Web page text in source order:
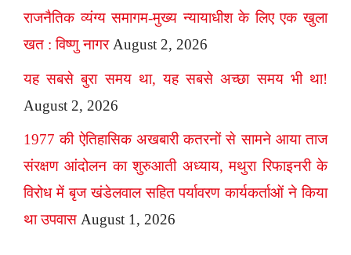
राजनैतिक व्यंग्य समागम-मुख्य न्यायाधीश के लिए एक खुला
खत : विष्णु नागर August 2, 2026
यह सबसे बुरा समय था, यह सबसे अच्छा समय भी था!
August 2, 2026
1977 की ऐतिहासिक अखबारी कतरनों से सामने आया ताज
संरक्षण आंदोलन का शुरुआती अध्याय, मथुरा रिफाइनरी के
विरोध में बृज खंडेलवाल सहित पर्यावरण कार्यकर्ताओं ने किया
था उपवास August 1, 2026